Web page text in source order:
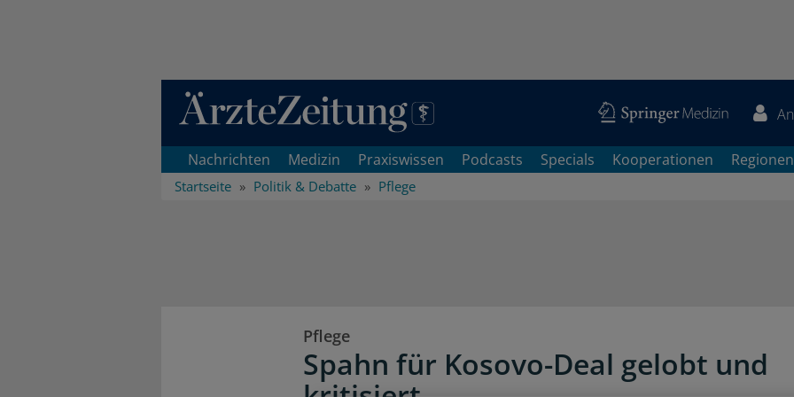
Direkt zum Inhaltsbereich
Nachrichten Medizin Praxiswissen Podcasts Specials Kooperationen Regionen
Startseite Politik & Debatte Pflege
Pflege
Spahn für Kosovo-Deal gelobt und